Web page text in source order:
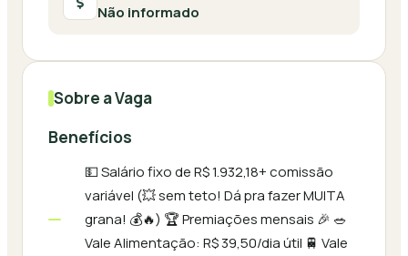
Não informado
Sobre a Vaga
Benefícios
💵 Salário fixo de R$ 1.932,18+ comissão
variável (💥 sem teto! Dá pra fazer MUITA
grana! 💰🔥) 🏆 Premiações mensais 🎉 🥗
Vale Alimentação: R$ 39,50/dia útil 🚆 Vale